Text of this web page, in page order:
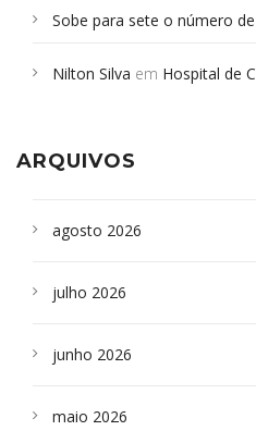
Sobe para sete o número
Campoformosenses que
Nilton Silva em Hospital de
ARQUIVOS
agosto 2026
julho 2026
junho 2026
maio 2026